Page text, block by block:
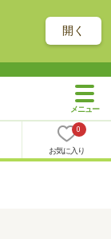
開く
0
お気に入り